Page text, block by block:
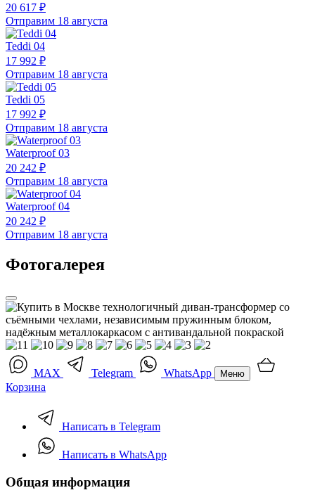
20 617 ₽
Отправим 18 августа
Teddi 04
17 992 ₽
Отправим 18 августа
Teddi 05
17 992 ₽
Отправим 18 августа
Waterproof 03
20 242 ₽
Отправим 18 августа
Waterproof 04
20 242 ₽
Отправим 18 августа
Фотогалерея
MAX Telegram WhatsApp Меню
Корзина
Написать в Telegram
Написать в WhatsApp
Общая информация